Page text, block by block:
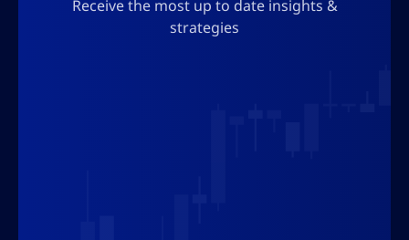
Receive the most up to date insights &
strategies